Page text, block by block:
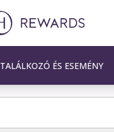
TALÁLKOZÓ ÉS ESEMÉNY